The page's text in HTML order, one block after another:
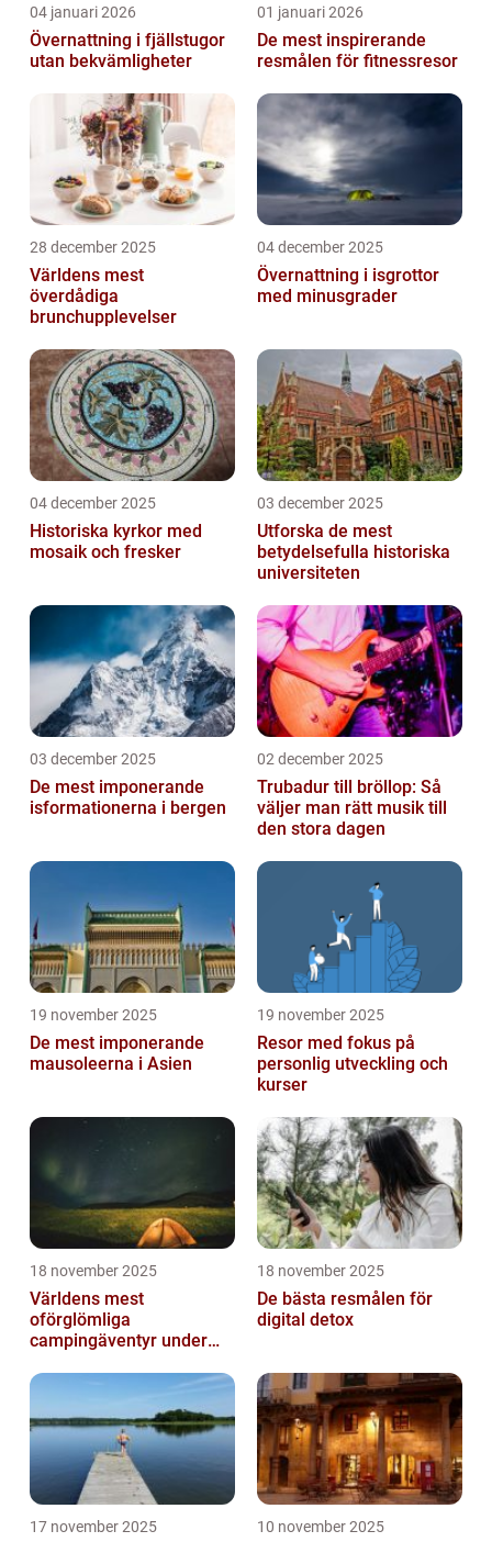
04 januari 2026
Övernattning i fjällstugor
utan bekvämligheter
01 januari 2026
De mest inspirerande
resmålen för fitnessresor
28 december 2025
Världens mest
överdådiga
brunchupplevelser
04 december 2025
Övernattning i isgrottor
med minusgrader
04 december 2025
Historiska kyrkor med
mosaik och fresker
03 december 2025
Utforska de mest
betydelsefulla historiska
universiteten
03 december 2025
De mest imponerande
isformationerna i bergen
02 december 2025
Trubadur till bröllop: Så
väljer man rätt musik till
den stora dagen
19 november 2025
De mest imponerande
mausoleerna i Asien
19 november 2025
Resor med fokus på
personlig utveckling och
kurser
18 november 2025
Världens mest
oförglömliga
campingäventyr under
18 november 2025
De bästa resmålen för
digital detox
17 november 2025 10 november 2025